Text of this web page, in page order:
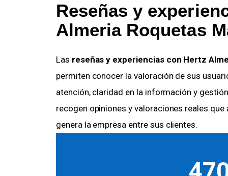
Reseñas y
Almeria Roquetas
Las reseñas y experiencias con Hertz
permiten conocer la valoración de sus
atención, claridad en la información y
recogen opiniones y valoraciones reales
genera la empresa entre sus clientes.